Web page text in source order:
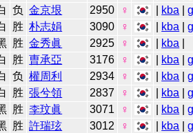
负 金京垠 2950 ♀ kba |
胜 朴志娟 3090 ♀ kba |
胜 金秀眞 2925 ♀ kba
胜 曺承亞 3176 ♀ kba |
负 權周利 2934 ♀ kba |
胜 張兮領 2837 ♀ kba |
胜 李玟眞 3071 ♀ kba |
胜 許瑞玹 3012 ♀ kba |